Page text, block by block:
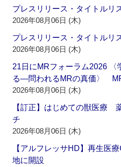
プレスリリース・タイトル
2026年08月06日 (木)
プレスリリース・タイトル
2026年08月06日 (木)
21日にMRフォーラム2026 〈
る―問われるMRの真価〉
2026年08月06日 (木)
【訂正】はじめての獣医療
チ
2026年08月06日 (木)
【アルフレッサHD】再生医
地に開設